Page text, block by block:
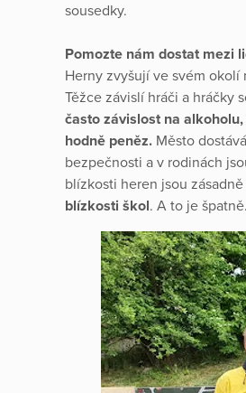
sousedky.
Pomozte nám dostat mezi
Herny zvyšují ve svém
Těžce závislí hráči a hráčky
často závislost na
hodně peněz. Město
bezpečnosti a v rodinách
blízkosti heren jsou
blízkosti škol. A to je špatně.